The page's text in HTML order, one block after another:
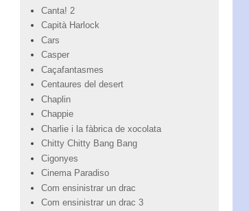
Canta! 2
Capità Harlock
Cars
Casper
Caçafantasmes
Centaures del desert
Chaplin
Chappie
Charlie i la fàbrica de xocolata
Chitty Chitty Bang Bang
Cigonyes
Cinema Paradiso
Com ensinistrar un drac
Com ensinistrar un drac 3